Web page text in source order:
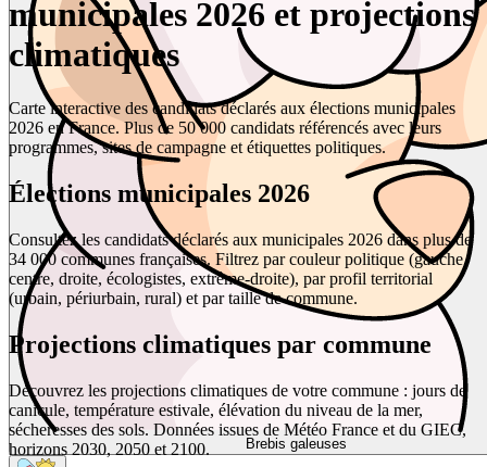
Brebis galeuses
municipales 2026 et projections
climatiques
Carte interactive des candidats déclarés aux élections municipales
2026 en France. Plus de 50 000 candidats référencés avec leurs
programmes, sites de campagne et étiquettes politiques.
Élections municipales 2026
Consultez les candidats déclarés aux municipales 2026 dans plus de
34 000 communes françaises. Filtrez par couleur politique (gauche,
centre, droite, écologistes, extrême-droite), par profil territorial
(urbain, périurbain, rural) et par taille de commune.
Projections climatiques par commune
Découvrez les projections climatiques de votre commune : jours de
canicule, température estivale, élévation du niveau de la mer,
sécheresses des sols. Données issues de Météo France et du GIEC,
horizons 2030, 2050 et 2100.